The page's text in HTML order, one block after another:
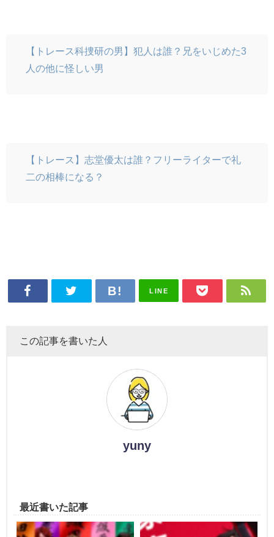
【トレース科捜研の男】犯人は誰？兄をいじめた3
人の他に怪しい男
【トレース】志堂優太は誰？フリーライターで礼
二の相棒になる？
LINE
この記事を書いた人
yuny
最近書いた記事